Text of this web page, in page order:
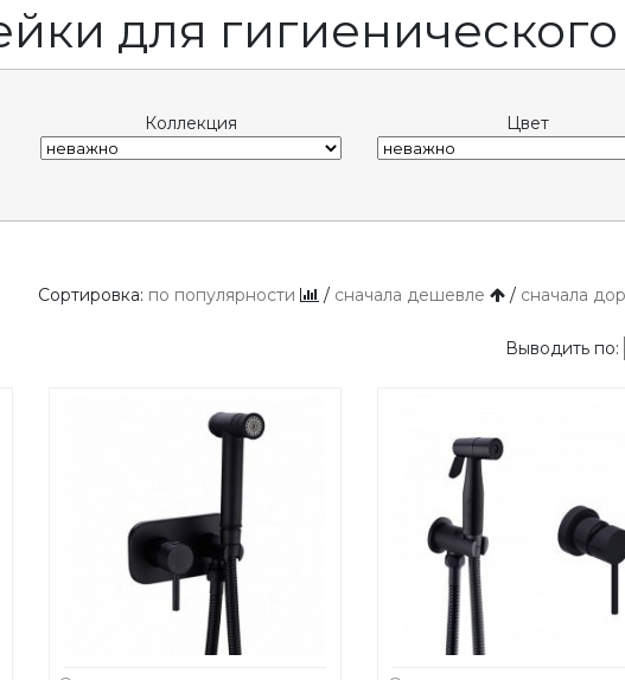
для
Коллекция Цвет
Сортировка: по популярности / сначала дешевле / сначала
Выводить по: